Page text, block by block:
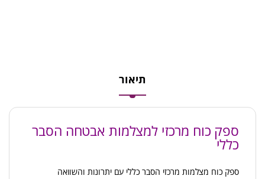
תיאור
ספק כוח מרכזי למצלמות אבטחה הסבר
כללי
ספק כוח מצלמות מרכזי הסבר כללי עם יתרונות והשוואה